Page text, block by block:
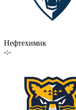
Нефтехимик
-:-